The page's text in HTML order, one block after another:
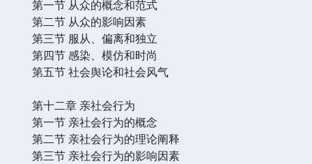
第一节 从众的概念和范式
第二节 从众的影响因素
第三节 服从、偏离和独立
第四节 感染、模仿和时尚
第五节 社会舆论和社会风气
第十二章 亲社会行为
第一节 亲社会行为的概念
第二节 亲社会行为的理论阐释
第三节 亲社会行为的影响因素